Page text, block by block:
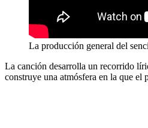
La producción general del
La canción desarrolla un recorrido
construye una atmósfera en la que